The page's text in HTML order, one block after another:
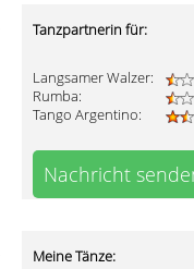
Tanzpartnerin für:
Langsamer Walzer:
Rumba:
Tango Argentino:
Nachricht
Meine Tänze: